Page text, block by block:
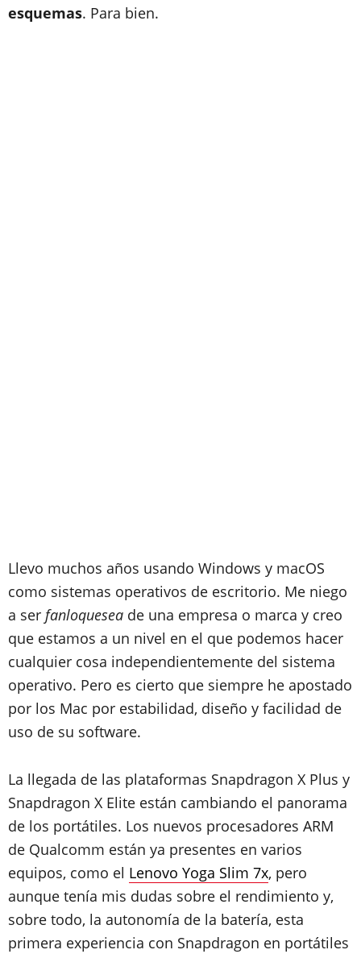
esquemas. Para bien.
Llevo muchos años usando Windows y macOS
como sistemas operativos de escritorio. Me niego
a ser fanloquesea de una empresa o marca y creo
que estamos a un nivel en el que podemos hacer
cualquier cosa independientemente del sistema
operativo. Pero es cierto que siempre he apostado
por los Mac por estabilidad, diseño y facilidad de
uso de su software.
La llegada de las plataformas Snapdragon X Plus y
Snapdragon X Elite están cambiando el panorama
de los portátiles. Los nuevos procesadores ARM
de Qualcomm están ya presentes en varios
equipos, como el Lenovo Yoga Slim 7x, pero
aunque tenía mis dudas sobre el rendimiento y,
sobre todo, la autonomía de la batería, esta
primera experiencia con Snapdragon en portátiles